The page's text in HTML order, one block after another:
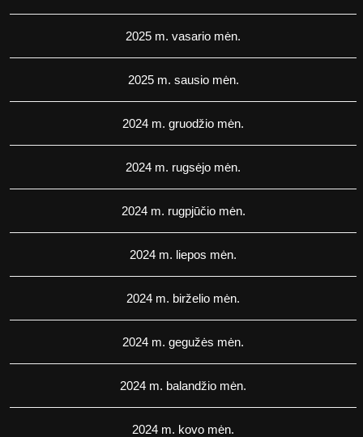
2025 m. vasario mėn.
2025 m. sausio mėn.
2024 m. gruodžio mėn.
2024 m. rugsėjo mėn.
2024 m. rugpjūčio mėn.
2024 m. liepos mėn.
2024 m. birželio mėn.
2024 m. gegužės mėn.
2024 m. balandžio mėn.
2024 m. kovo mėn.